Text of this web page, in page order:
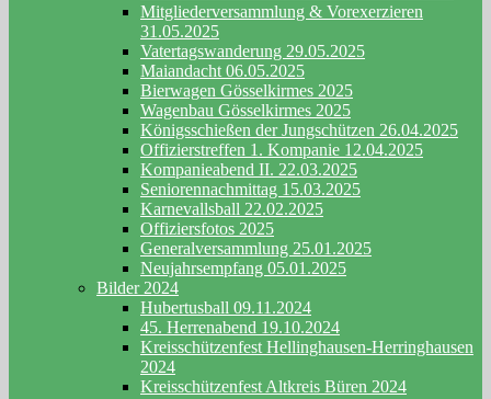
Mitgliederversammlung & Vorexerzieren
31.05.2025
Vatertagswanderung 29.05.2025
Maiandacht 06.05.2025
Bierwagen Gösselkirmes 2025
Wagenbau Gösselkirmes 2025
Königsschießen der Jungschützen 26.04.2025
Offizierstreffen 1. Kompanie 12.04.2025
Kompanieabend II. 22.03.2025
Seniorennachmittag 15.03.2025
Karnevallsball 22.02.2025
Offiziersfotos 2025
Generalversammlung 25.01.2025
Neujahrsempfang 05.01.2025
Bilder 2024
Hubertusball 09.11.2024
45. Herrenabend 19.10.2024
Kreisschützenfest Hellinghausen-Herringhausen
2024
Kreisschützenfest Altkreis Büren 2024